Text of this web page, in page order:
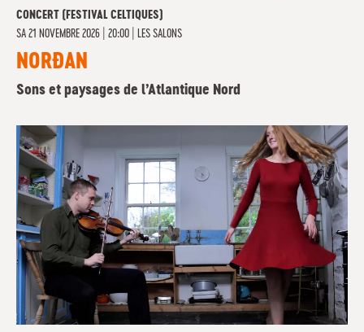
CONCERT (FESTIVAL CELTIQUES)
SA 21 NOVEMBRE 2026 | 20:00 LES SALONS
NORÐAN
Sons et paysages de l’Atlantique Nord